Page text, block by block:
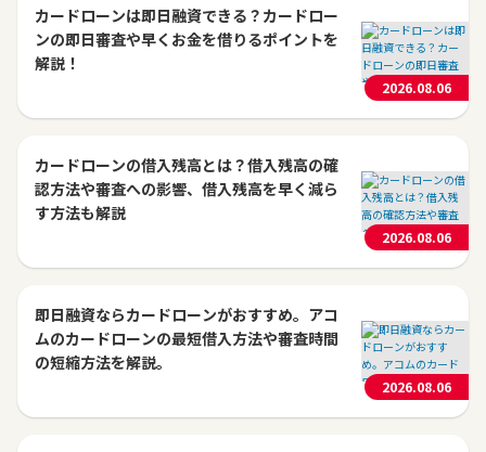
カードローンは即日融資できる？カードロー
ンの即日審査や早くお金を借りるポイントを
解説！
2026.08.06
カードローンの借入残高とは？借入残高の確
認方法や審査への影響、借入残高を早く減ら
す方法も解説
2026.08.06
即日融資ならカードローンがおすすめ。アコ
ムのカードローンの最短借入方法や審査時間
の短縮方法を解説。
2026.08.06